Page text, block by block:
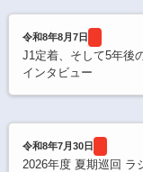
令和8年8月7日
J1定着、そして5年後
インタビュー
令和8年7月30日
2026年度 夏期巡回 ラ